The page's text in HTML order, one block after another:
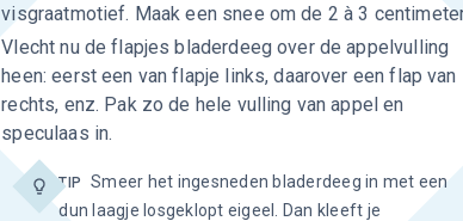
visgraatmotief. Maak een snee om de 2 à 3
Vlecht nu de flapjes bladerdeeg over de appelvulling
heen: eerst een van flapje links, daarover een flap van
rechts, enz. Pak zo de hele vulling van appel en
speculaas in.
TIP
Smeer het ingesneden bladerdeeg in met een
dun laagje losgeklopt eigeel. Dan kleeft je